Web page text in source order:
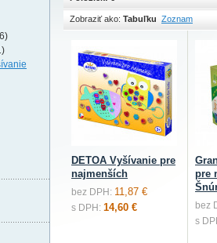
Zobraziť ako: Tabuľku Zoznam
DETOA Vyšívanie pre
najmenších
bez DPH: 11,87 €
s DPH: 14,60 €
pre
bez
s